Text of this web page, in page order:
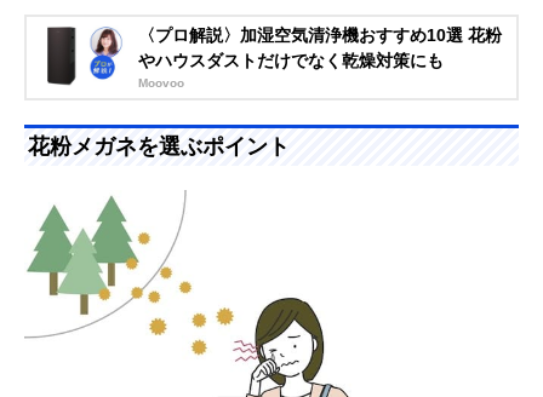
〈プロ解説〉加湿空気清浄機おすすめ10選 花粉
やハウスダストだけでなく乾燥対策にも
Moovoo
花粉メガネを選ぶポイント